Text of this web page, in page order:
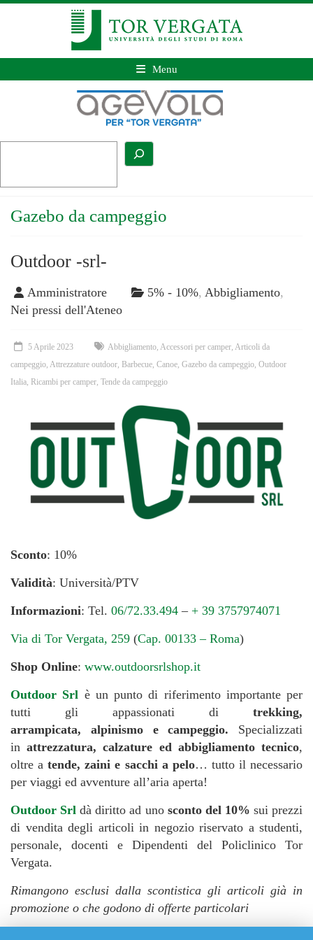
Menu
Gazebo da campeggio
Outdoor -srl-
Amministratore 5% - 10%, Abbigliamento,
Nei pressi dell'Ateneo
5 Aprile 2023 Abbigliamento Accessori per camper Articoli da
campeggio Attrezzature outdoor Barbecue Canoe Gazebo da campeggio Outdoor
Italia Ricambi per camper Tende da campeggio
Sconto: 10%
Validità: Università/PTV
Informazioni: Tel. 06/72.33.494 – + 39 3757974071
Via di Tor Vergata, 259 (Cap. 00133 – Roma)
Shop Online: www.outdoorsrlshop.it
Outdoor Srl è un punto di riferimento importante per
tutti gli appassionati di trekking,
arrampicata, alpinismo e campeggio. Specializzati
inattrezzatura, calzature ed abbigliamento tecnico,
oltre atende, zaini e sacchi a pelo… tutto il necessario
per viaggi ed avventure all’aria aperta!
Outdoor Srl dà diritto ad uno sconto del 10% sui prezzi
di vendita degli articoli in negozio riservato a studenti,
personale, docenti e Dipendenti del Policlinico Tor
Vergata.
Rimangono esclusi dalla scontistica gli articoli già in
promozione o che godono di offerte particolari